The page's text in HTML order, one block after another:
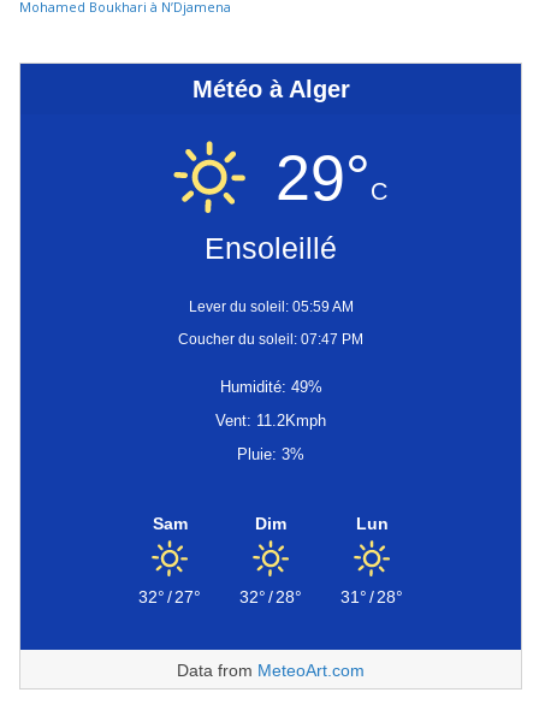
Mohamed Boukhari à N’Djamena
Météo à Alger
29°C
Ensoleillé
Lever du soleil: 05:59 AM
Coucher du soleil: 07:47 PM
Humidité: 49%
Vent: 11.2Kmph
Pluie: 3%
Sam
32°/27°
Dim
32°/28°
Lun
31°/28°
Data from MeteoArt.com